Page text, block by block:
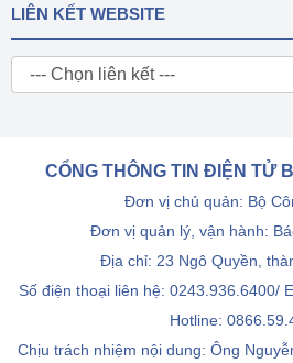
LIÊN KẾT WEBSITE
CỔNG THÔNG TIN ĐIỆN TỬ
Đơn vị chủ quản: Bộ
Đơn vị quản lý, vận hành:
Địa chỉ: 23 Ngô Quyền,
Số điện thoại liên hệ: 0243.936.6400/
Hotline:
Chịu trách nhiệm nội dung: Ông